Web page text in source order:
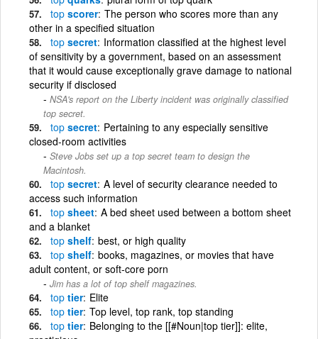
top scorer The person who scores more than any
other in a specified situation
top secret Information classified at the highest level
of sensitivity by a government, based on an assessment
that it would cause exceptionally grave damage to national
security if disclosed
NSA's report on the Liberty incident was originally classified
top secret.
top secret Pertaining to any especially sensitive
closed-room activities
Steve Jobs set up a top secret team to design the
Macintosh.
top secret A level of security clearance needed to
access such information
top sheet A bed sheet used between a bottom sheet
and a blanket
top shelf best, or high quality
top shelf books, magazines, or movies that have
adult content, or soft-core porn
Jim has a lot of top shelf magazines.
top tier Elite
top tier Top level, top rank, top standing
top tier Belonging to the [[#Noun|top tier]]: elite,